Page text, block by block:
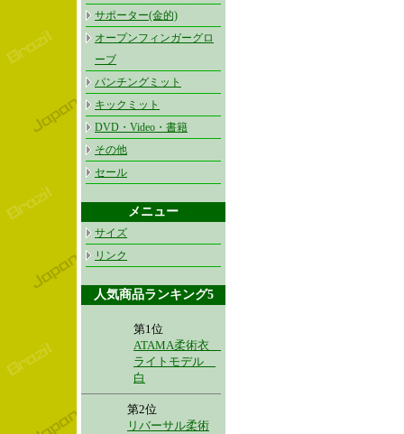
サポーター(金的)
オープンフィンガーグロ
ーブ
パンチングミット
キックミット
DVD・Video・書籍
その他
セール
メニュー
サイズ
リンク
人気商品ランキング5
第1位
ATAMA柔術衣
ライトモデル
白
第2位
リバーサル柔術